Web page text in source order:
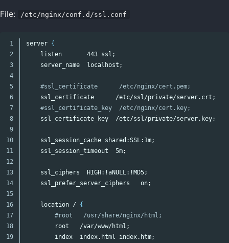
File: /etc/nginx/conf.d/ssl.conf
1
2
3
4
5
6
7
8
9
10
11
12
13
14
15
16
17
18
19
server {
    listen       443 ssl
;
    server_name  localhost
;
#ssl_certificate      /etc/nginx/cert.pem;
    ssl_certificate      /etc/ssl/private/server.crt
;
#ssl_certificate_key  /etc/nginx/cert.key;
    ssl_certificate_key  /etc/ssl/private/server.key
;
    ssl_session_cache shared:SSL:1m
;
    ssl_session_timeout  5m
;
    ssl_ciphers  HIGH:!aNULL:!MD5
;
    ssl_prefer_server_ciphers   on
;
    location /
{
#root   /usr/share/nginx/html;
        root   /var/www/html
;
        index  index.html index.htm
;